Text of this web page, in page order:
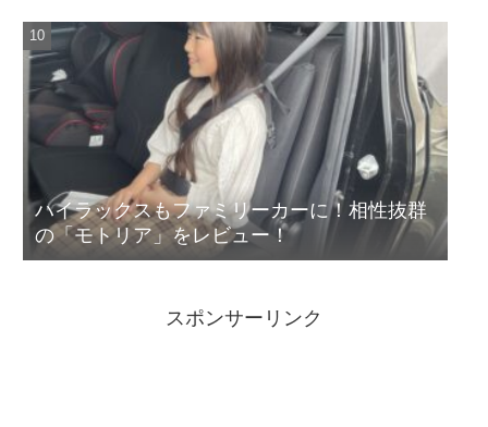
ハイラックスもファミリーカーに！相性抜群
の「モトリア」をレビュー！
スポンサーリンク